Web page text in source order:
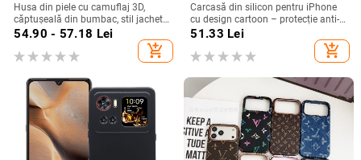
Husa din piele cu camuflaj 3D,
căptușeală din bumbac, stil jachetă
de iarnă, compatibilă cu iPhone
54.90 - 57.18 Lei
add_shopping_cart
Carcasă din silicon pentru iPhone
cu design cartoon – protecție anti-
cădere, finisaj mat, compatibilă cu
(Pro/Max)
51.33 Lei
add_shopping_cart